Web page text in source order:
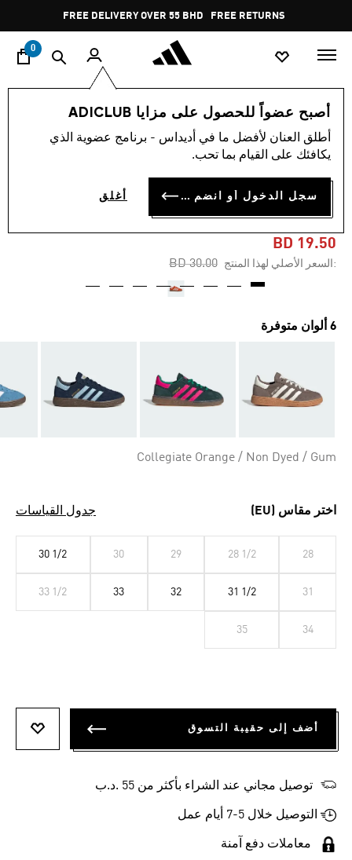
Pause
promotion
rotation
FREE DELIVERY OVER 55 BHD FREE RETURNS
0
أصبح عضواً للحصول على مزايا ADICLUB
أطلق العنان لأفضل ما في أديداس - برنامج عضوية الذي
يكافئك على القيام بما تحب.
سجل الدخول أو انضم الآن أغلق
الأطفال أحذية
-35%
حذاء للأطفال HANDBALL
SPEZIAL
BD 19.50
:السعر الأصلي لهذا المنتج Price reduced from
BD 30.00
to
6 ألوان متوفرة
Collegiate Orange / Non Dyed / Gum
اختر مقاس (EU) جدول القياسات
28
28 1/2
29
30
30 1/2
31
31 1/2
32
33
33 1/2
34
35
أضف إلى حقيبة التسوق
توصيل مجاني عند الشراء بأكثر من 55 .د.ب‎
التوصيل خلال 5-7 أيام عمل
معاملات دفع آمنة